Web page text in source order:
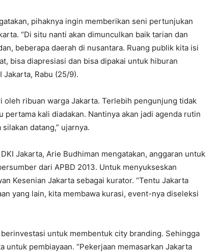
pihaknya ingin memberikan seni pertunjukan
“Di situ nanti akan dimunculkan baik tarian dan
beberapa daerah di nusantara. Ruang publik kita isi
bisa diapresiasi dan bisa dipakai untuk hiburan
Jakarta, Rabu (25/9).
ribuan warga Jakarta. Terlebih pengunjung tidak
pertama kali diadakan. Nantinya akan jadi agenda rutin
datang,” ujarnya.
Jakarta, Arie Budhiman mengatakan, anggaran untuk
dari APBD 2013. Untuk menyukseskan
Kesenian Jakarta sebagai kurator. “Tentu Jakarta
yang lain, kita membawa kurasi, event-nya diseleksi
untuk membentuk city branding. Sehingga
untuk pembiayaan. “Pekerjaan memasarkan Jakarta